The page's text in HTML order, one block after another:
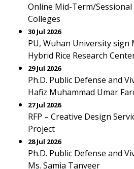
Online Mid-Term/
Colleges
30 Jul 2026
PU, Wuhan University sign
Hybrid Rice Research
29 Jul 2026
Ph.D. Public Defense and
Hafiz Muhammad Umar
27 Jul 2026
RFP – Creative Design
Project
28 Jul 2026
Ph.D. Public Defense and
Ms. Samia Tanveer